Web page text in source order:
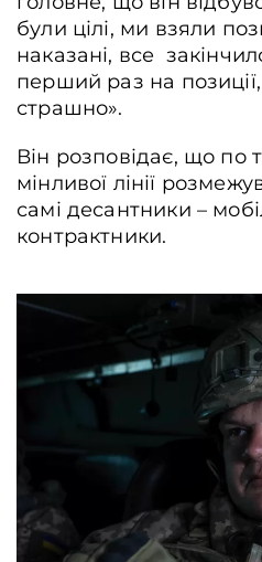
були цілі, ми взяли
наказані, все
перший раз на
страшно».
Він розповідає, що по
мінливої лінії
самі десантники –
контрактники.